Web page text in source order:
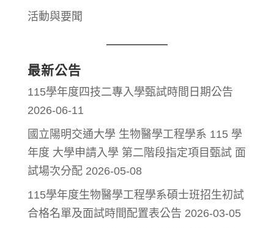
活動與要聞
最新公告
115學年度四技二專入學甄試時間日期公告
2026-06-11
國立陽明交通大學 生物醫學工程學系 115 學
年度 大學申請入學 第二階段指定項目甄試 面
試場次分配 2026-05-08
115學年度生物醫學工程學系碩士班招生初試
合格名單及面試時間配置表公告 2026-03-05